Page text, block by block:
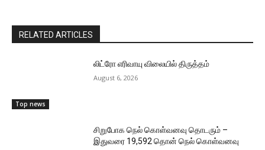
RELATED ARTICLES
Top news
லிட்ரோ எரிவாயு விலையில் திருத்தம்
August 6, 2026
சிறுபோக நெல் கொள்வனவு தொடரும் –
இதுவரை 19,592 தொன் நெல் கொள்வனவு